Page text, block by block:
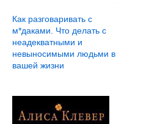
Как разговаривать с
м*даками. Что делать с
неадекватными и
невыносимыми людьми в
вашей жизни